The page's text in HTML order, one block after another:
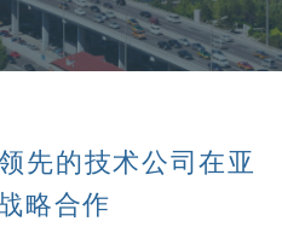
先的技术公司在亚
略合作